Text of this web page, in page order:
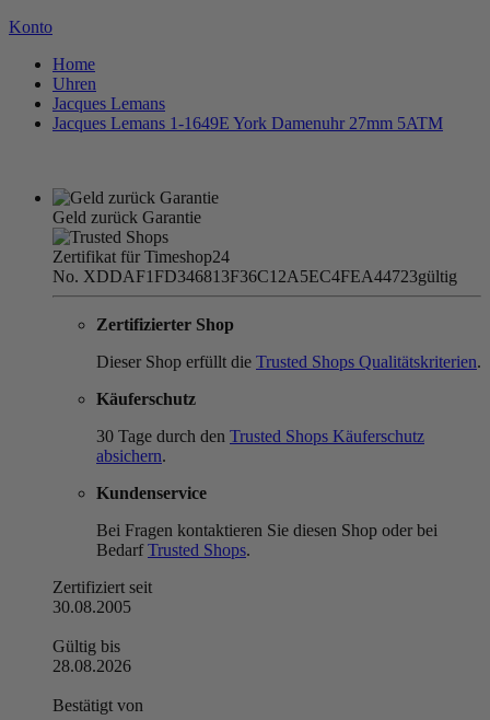
Konto
Home
Uhren
Jacques Lemans
Jacques Lemans 1-1649E York Damenuhr 27mm 5ATM
Geld zurück Garantie
Zertifikat für Timeshop24
No. XDDAF1FD346813F36C12A5EC4FEA44723gültig
Zertifizierter Shop
Dieser Shop erfüllt die Trusted Shops Qualitätskriterien.
Käuferschutz
30 Tage durch den Trusted Shops Käuferschutz
absichern.
Kundenservice
Bei Fragen kontaktieren Sie diesen Shop oder bei
BedarfTrusted Shops.
Zertifiziert seit
30.08.2005
Gültig bis
28.08.2026
Bestätigt von